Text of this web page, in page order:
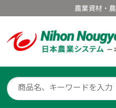
農業資材・